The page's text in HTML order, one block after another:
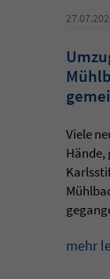
Viele
Hände,
mehr